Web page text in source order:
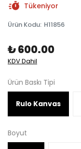
Tükeniyor
Ürün Kodu: H11856
₺ 600.00
KDV Dahil
Ürün Baskı Tipi
Rulo Kanvas
Boyut